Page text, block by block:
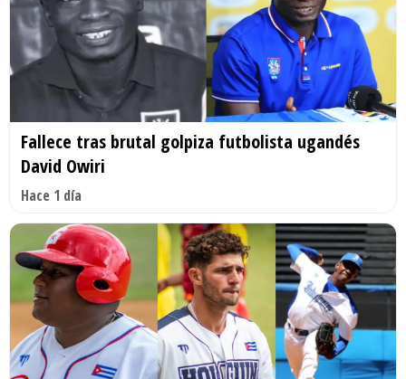
Fallece tras brutal golpiza futbolista ugandés
David Owiri
Hace 1 día